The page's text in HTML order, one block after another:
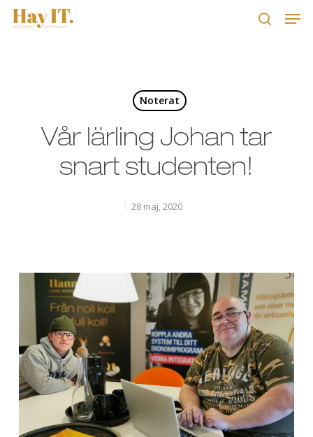
Skip
Noterat
Vår lärling Johan tar
snart studenten!
28 maj, 2020